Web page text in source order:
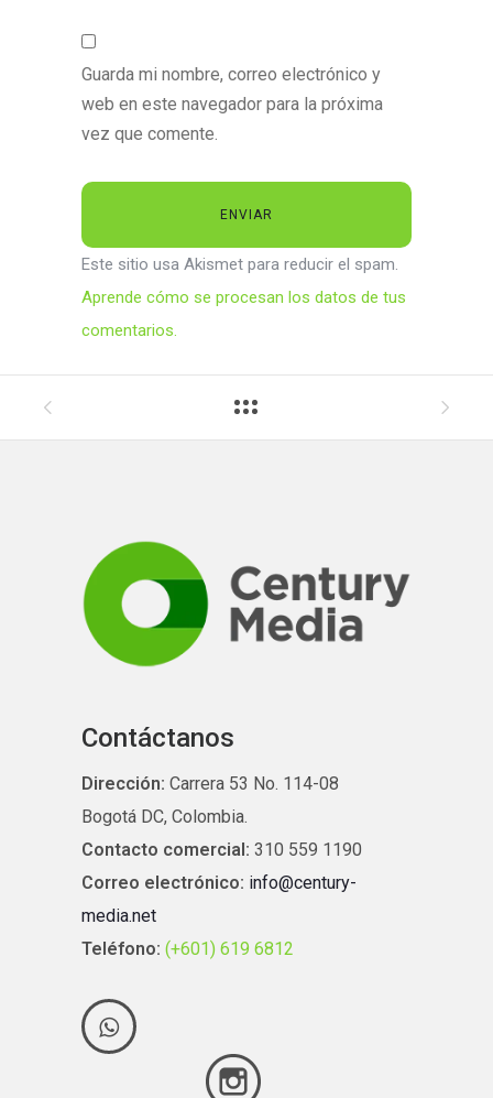
Guarda mi nombre, correo electrónico y
web en este navegador para la próxima
vez que comente.
Este sitio usa Akismet para reducir el spam.
Aprende cómo se procesan los datos de tus
comentarios.
Contáctanos
Dirección: Carrera 53 No. 114-08
Bogotá DC, Colombia.
Contacto comercial: 310 559 1190
Correo electrónico: info@century-
media.net
Teléfono: (+601) 619 6812